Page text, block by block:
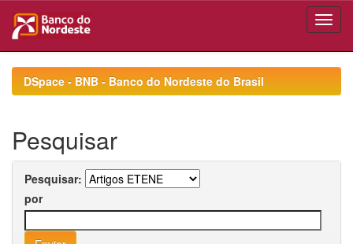
navigationDSpace - BNB - Banco do Nordeste do Brasil
Pesquisar
Pesquisar:
por